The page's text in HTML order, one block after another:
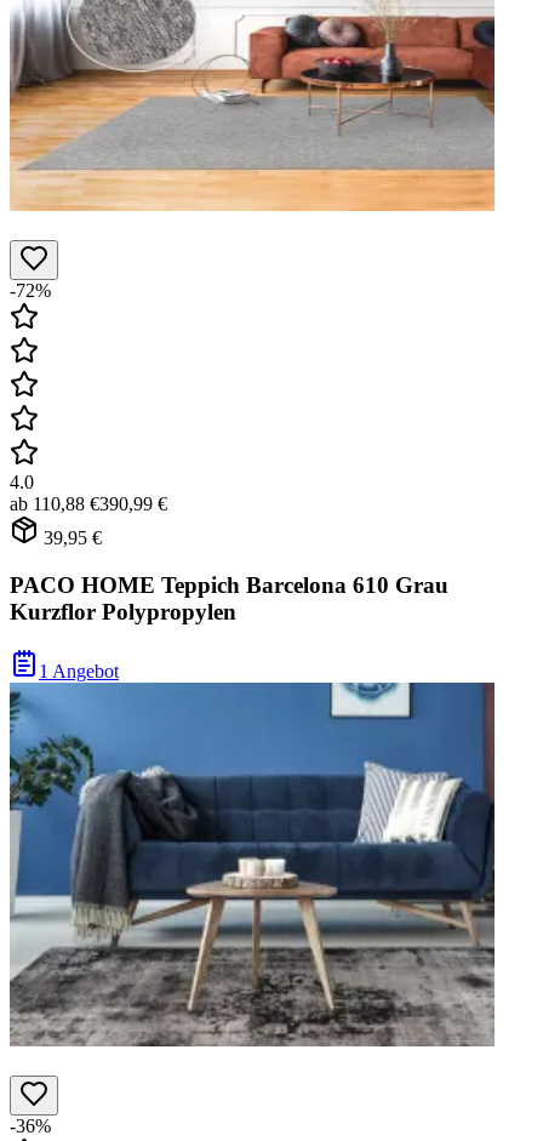
-72%
4.0
ab 110,88 €390,99 €
39,95 €
PACO HOME Teppich Barcelona 610 Grau
Kurzflor Polypropylen
1 Angebot
-36%